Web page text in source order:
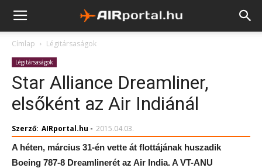
Címlap Légitársaságok
Légitársaságok
Star Alliance Dreamliner,
elsőként az Air Indiánál
Szerző: AIRportal.hu - 2015.04.03.
A héten, március 31-én vette át flottájának huszadik
Boeing 787-8 Dreamlinerét az Air India. A VT-ANU